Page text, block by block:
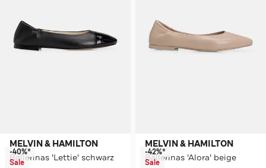
MELVIN & HAMILTON
Ballerinas 'Lettie' schwarz
-40%*
Sale
MELVIN & HAMILTON
Ballerinas 'Alora' beige
-42%*
Sale